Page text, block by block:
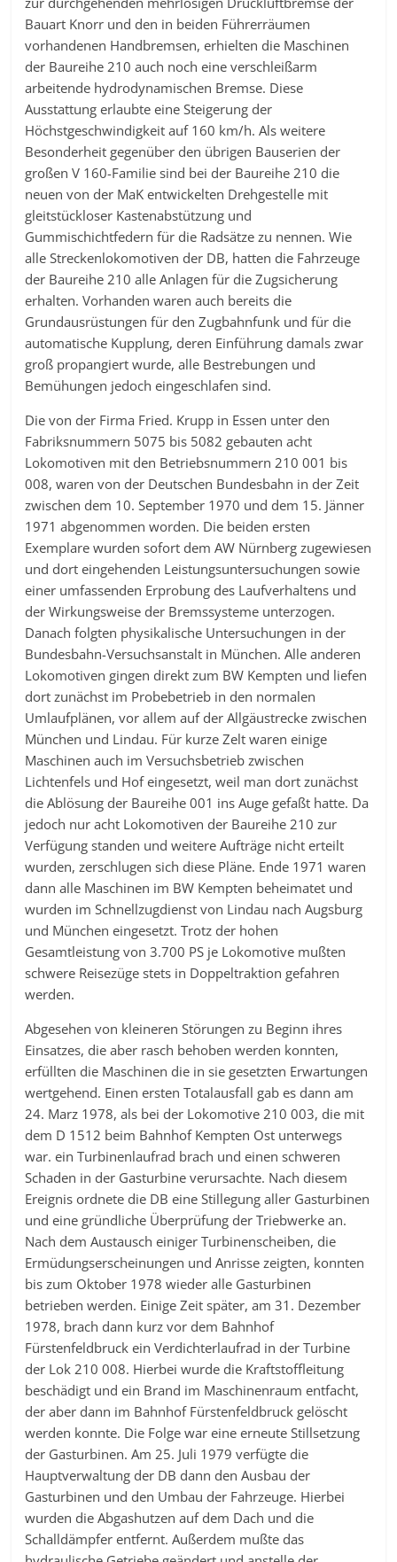
Bauart Knorr und den in beiden Führerräumen
vorhandenen Handbremsen, erhielten die Maschinen
der Baureihe 210 auch noch eine verschleißarm
arbeitende hydrodynamischen Bremse. Diese
Ausstattung erlaubte eine Steigerung der
Höchstgeschwindigkeit auf 160 km/h. Als weitere
Besonderheit gegenüber den übrigen Bauserien der
großen V 160-Familie sind bei der Baureihe 210 die
neuen von der MaK entwickelten Drehgestelle mit
gleitstückloser Kastenabstützung und
Gummischichtfedern für die Radsätze zu nennen. Wie
alle Streckenlokomotiven der DB, hatten die Fahrzeuge
der Baureihe 210 alle Anlagen für die Zugsicherung
erhalten. Vorhanden waren auch bereits die
Grundausrüstungen für den Zugbahnfunk und für die
automatische Kupplung, deren Einführung damals zwar
groß propangiert wurde, alle Bestrebungen und
Bemühungen jedoch eingeschlafen sind.
Die von der Firma Fried. Krupp in Essen unter den
Fabriksnummern 5075 bis 5082 gebauten acht
Lokomotiven mit den Betriebsnummern 210 001 bis
008, waren von der Deutschen Bundesbahn in der Zeit
zwischen dem 10. September 1970 und dem 15. Jänner
1971 abgenommen worden. Die beiden ersten
Exemplare wurden sofort dem AW Nürnberg zugewiesen
und dort eingehenden Leistungsuntersuchungen sowie
einer umfassenden Erprobung des Laufverhaltens und
der Wirkungsweise der Bremssysteme unterzogen.
Danach folgten physikalische Untersuchungen in der
Bundesbahn-Versuchsanstalt in München. Alle anderen
Lokomotiven gingen direkt zum BW Kempten und liefen
dort zunächst im Probebetrieb in den normalen
Umlaufplänen, vor allem auf der Allgäustrecke zwischen
München und Lindau. Für kurze Zelt waren einige
Maschinen auch im Versuchsbetrieb zwischen
Lichtenfels und Hof eingesetzt, weil man dort zunächst
die Ablösung der Baureihe 001 ins Auge gefaßt hatte. Da
jedoch nur acht Lokomotiven der Baureihe 210 zur
Verfügung standen und weitere Aufträge nicht erteilt
wurden, zerschlugen sich diese Pläne. Ende 1971 waren
dann alle Maschinen im BW Kempten beheimatet und
wurden im Schnellzugdienst von Lindau nach Augsburg
und München eingesetzt. Trotz der hohen
Gesamtleistung von 3.700 PS je Lokomotive mußten
schwere Reisezüge stets in Doppeltraktion gefahren
werden.
Abgesehen von kleineren Störungen zu Beginn ihres
Einsatzes, die aber rasch behoben werden konnten,
erfüllten die Maschinen die in sie gesetzten Erwartungen
wertgehend. Einen ersten Totalausfall gab es dann am
24. Marz 1978, als bei der Lokomotive 210 003, die mit
dem D 1512 beim Bahnhof Kempten Ost unterwegs
war. ein Turbinenlaufrad brach und einen schweren
Schaden in der Gasturbine verursachte. Nach diesem
Ereignis ordnete die DB eine Stillegung aller Gasturbinen
und eine gründliche Überprüfung der Triebwerke an.
Nach dem Austausch einiger Turbinenscheiben, die
Ermüdungserscheinungen und Anrisse zeigten, konnten
bis zum Oktober 1978 wieder alle Gasturbinen
betrieben werden. Einige Zeit später, am 31. Dezember
1978, brach dann kurz vor dem Bahnhof
Fürstenfeldbruck ein Verdichterlaufrad in der Turbine
der Lok 210 008. Hierbei wurde die Kraftstoffleitung
beschädigt und ein Brand im Maschinenraum entfacht,
der aber dann im Bahnhof Fürstenfeldbruck gelöscht
werden konnte. Die Folge war eine erneute Stillsetzung
der Gasturbinen. Am 25. Juli 1979 verfügte die
Hauptverwaltung der DB dann den Ausbau der
Gasturbinen und den Umbau der Fahrzeuge. Hierbei
wurden die Abgashutzen auf dem Dach und die
Schalldämpfer entfernt. Außerdem mußte das